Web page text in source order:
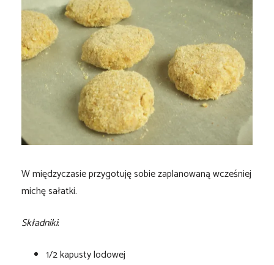
W międzyczasie przygotuję sobie zaplanowaną wcześniej
michę sałatki.
Składniki:
1/2 kapusty lodowej